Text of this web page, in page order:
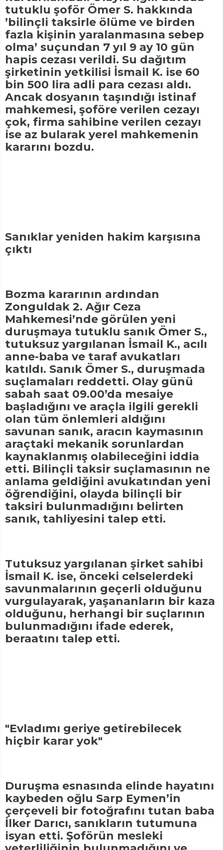
tutuklu şoför Ömer S. hakkında
’bilinçli taksirle ölüme ve birden
fazla kişinin yaralanmasına sebep
olma’ suçundan 7 yıl 9 ay 10 gün
hapis cezası verildi. Su dağıtım
şirketinin yetkilisi İsmail K. ise 60
bin 500 lira adli para cezası aldı.
Ancak dosyanın taşındığı istinaf
mahkemesi, şoföre verilen cezayı
çok, firma sahibine verilen cezayı
ise az bularak yerel mahkemenin
kararını bozdu.
Sanıklar yeniden hakim karşısına
çıktı
Bozma kararının ardından
Zonguldak 2. Ağır Ceza
Mahkemesi’nde görülen yeni
duruşmaya tutuklu sanık Ömer S.,
tutuksuz yargılanan İsmail K., acılı
anne-baba ve taraf avukatları
katıldı. Sanık Ömer S., duruşmada
suçlamaları reddetti. Olay günü
sabah saat 09.00’da mesaiye
başladığını ve araçla ilgili gerekli
olan tüm önlemleri aldığını
savunan sanık, aracın kaymasının
araçtaki mekanik sorunlardan
kaynaklanmış olabileceğini iddia
etti. Bilinçli taksir suçlamasının ne
anlama geldiğini avukatından yeni
öğrendiğini, olayda bilinçli bir
taksiri bulunmadığını belirten
sanık, tahliyesini talep etti.
Tutuksuz yargılanan şirket sahibi
İsmail K. ise, önceki celselerdeki
savunmalarının geçerli olduğunu
vurgulayarak, yaşananların bir kaza
olduğunu, herhangi bir suçlarının
bulunmadığını ifade ederek,
beraatını talep etti.
"Evladımı geriye getirebilecek
hiçbir karar yok"
Duruşma esnasında elinde hayatını
kaybeden oğlu Sarp Eymen’in
çerçeveli bir fotoğrafını tutan baba
İlker Darıcı, sanıkların tutumuna
isyan etti. Şoförün mesleki